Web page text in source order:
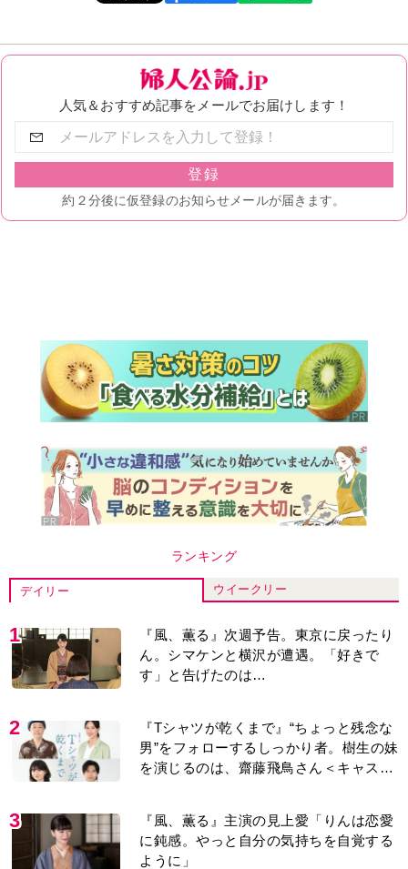
ランキング
デイリー ウイークリー
1
『風、薫る』次週予告。東京に戻ったり
ん。シマケンと横沢が遭遇。「好きで
す」と告げたのは…
2
『Tシャツが乾くまで』“ちょっと残念な
男”をフォローするしっかり者。樹生の妹
を演じるのは、齋藤飛鳥さん＜キャスト
3
『風、薫る』主演の見上愛「りんは恋愛
に鈍感。やっと自分の気持ちを自覚する
ように」